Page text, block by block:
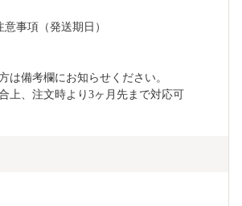
事項（発送期日）
は備考欄にお知らせください。
上、注文時より3ヶ月先まで対応可